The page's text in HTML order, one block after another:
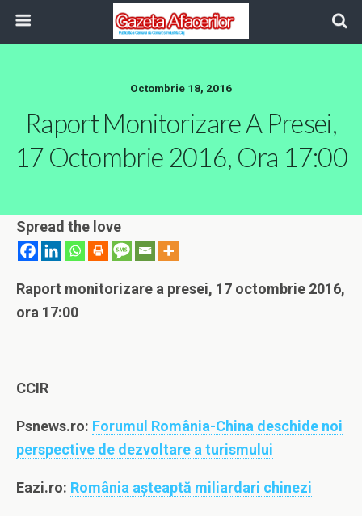
Octombrie 18, 2016
Raport Monitorizare A Presei,
17 Octombrie 2016, Ora 17:00
Spread the love
Raport monitorizare a presei, 17 octombrie 2016,
ora 17:00
CCIR
Psnews.ro: Forumul România-China deschide noi
perspective de dezvoltare a turismului
Eazi.ro: România aşteaptă miliardari chinezi